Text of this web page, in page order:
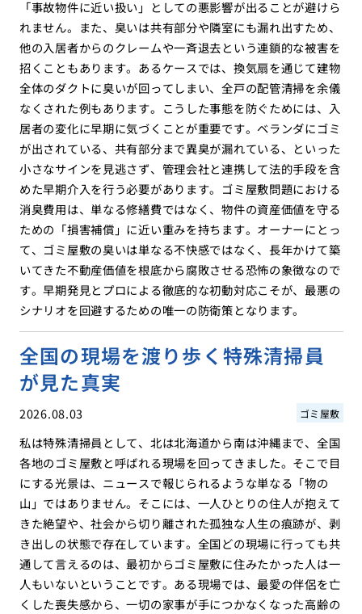
「事故物件に近い扱い」としての悪影響が出ることが避けら
れません。また、臭いは共有部分や隣室にも漏れ出すため、
他の入居者からのクレームや一斉退去という連鎖的な被害を
招くこともあります。あるケースでは、換気扇を通じて建物
全体のダクトに臭いが回ってしまい、全戸の配管清掃を余儀
なくされた例もあります。こうした事態を防ぐためには、入
居者の変化に早期に気づくことが重要です。ベランダにゴミ
が出されている、共有部分まで異臭が漏れている、といった
小さなサインを見逃さず、管理会社と連携して法的手段を含
めた早期介入を行う必要があります。ゴミ屋敷問題における
消臭費用は、単なる修繕費ではなく、物件の資産価値を守る
ための「損害補償」に近い重みを持ちます。オーナーにとっ
て、ゴミ屋敷の臭いは単なる不快感ではなく、長年かけて築
いてきた不動産価値を根底から腐敗させる恐怖の象徴なので
す。早期発見とプロによる徹底的な初動対応こそが、最悪の
シナリオを回避するための唯一の防衛策となります。
全国の現場を渡り歩く特殊清掃員
が見た真実
2026.08.03 ゴミ屋敷
私は特殊清掃員として、北は北海道から南は沖縄まで、全国
各地のゴミ屋敷と呼ばれる現場を回ってきました。そこで目
にする光景は、ニュースで報じられるような単なる「物の
山」ではありません。そこには、一人ひとりの住人が抱えて
きた絶望や、社会から切り離された孤独な人生の痕跡が、剥
き出しの状態で存在しています。全国どの現場に行っても共
通して言えるのは、最初からゴミ屋敷に住みたかった人は一
人もいないということです。ある現場では、最愛の伴侶を亡
くした喪失感から、一切の家事が手につかなくなった高齢の